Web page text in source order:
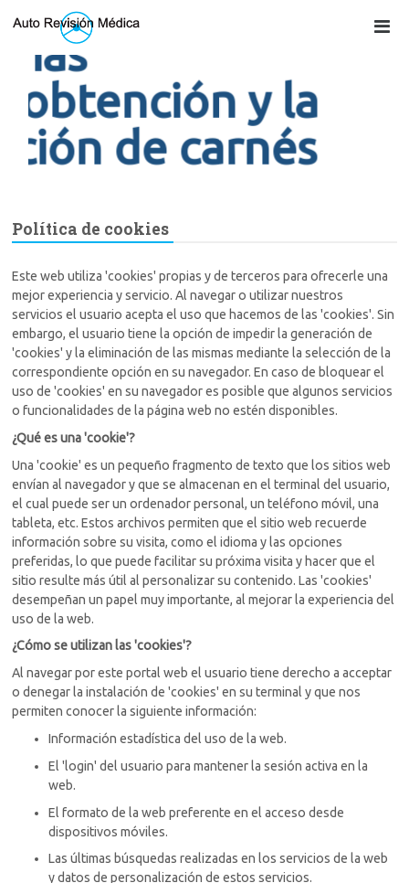
la
peligrosos,
privada
Política de cookies
Este web utiliza 'cookies' propias y de terceros para ofrecerle una
mejor experiencia y servicio. Al navegar o utilizar nuestros
servicios el usuario acepta el uso que hacemos de las 'cookies'. Sin
embargo, el usuario tiene la opción de impedir la generación de
'cookies' y la eliminación de las mismas mediante la selección de la
correspondiente opción en su navegador. En caso de bloquear el
uso de 'cookies' en su navegador es posible que algunos servicios
o funcionalidades de la página web no estén disponibles.
¿Qué es una 'cookie'?
Una 'cookie' es un pequeño fragmento de texto que los sitios web
envían al navegador y que se almacenan en el terminal del usuario,
el cual puede ser un ordenador personal, un teléfono móvil, una
tableta, etc. Estos archivos permiten que el sitio web recuerde
información sobre su visita, como el idioma y las opciones
preferidas, lo que puede facilitar su próxima visita y hacer que el
sitio resulte más útil al personalizar su contenido. Las 'cookies'
desempeñan un papel muy importante, al mejorar la experiencia del
uso de la web.
¿Cómo se utilizan las 'cookies'?
Al navegar por este portal web el usuario tiene derecho a acceptar
o denegar la instalación de 'cookies' en su terminal y que nos
permiten conocer la siguiente información:
Información estadística del uso de la web.
El 'login' del usuario para mantener la sesión activa en la
web.
El formato de la web preferente en el acceso desde
dispositivos móviles.
Las últimas búsquedas realizadas en los servicios de la web
y datos de personalización de estos servicios.